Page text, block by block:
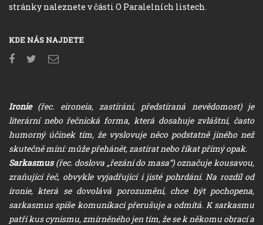
stránky naleznete v části O Paralelních listech.
KDE NÁS NAJDETE
Ironie(řec. eironeia, zastírání, předstíraná nevědomost) je
literární nebo řečnická forma, která dosahuje zvláštní, často
humorný účinek tím, že vyslovuje něco podstatně jiného než
skutečně míní: může přehánět, zastírat nebo říkat přímý opak.
Sarkasmus(řec. doslova „řezání do masa“) označuje kousavou,
zraňující řeč, obvykle vyjadřující i jisté pohrdání. Na rozdíl od
ironie, která se dovolává porozumění, chce být pochopena,
sarkasmus spíše komunikaci přerušuje a odmítá. K sarkasmu
patří kus cynismu, zmírněného jen tím, že se k někomu obrací a